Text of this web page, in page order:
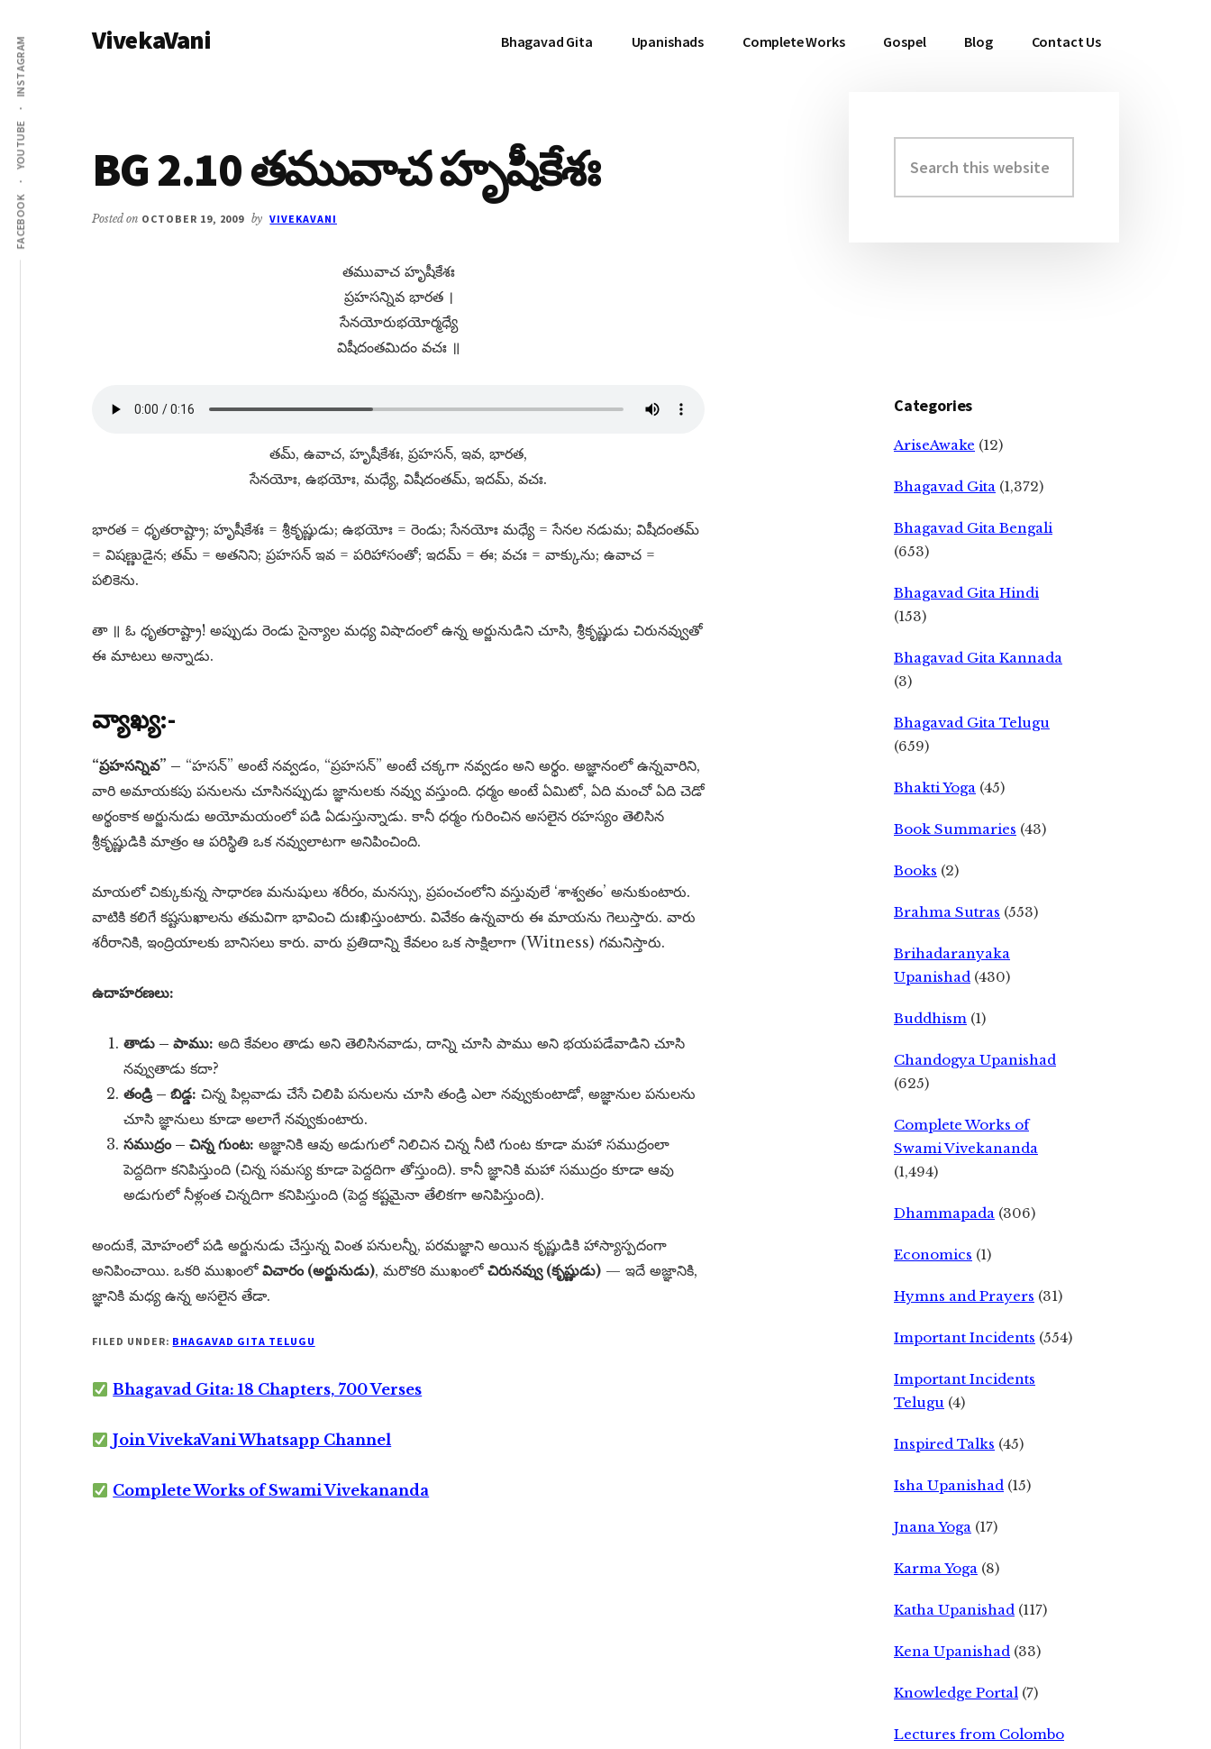
main
content
primary
sidebar
Additional
menu
FACEBOOK
YOUTUBE
INSTAGRAM VivekaVani Bhagavad Gita Upanishads Complete Works Gospel Blog Contact Us
BG 2.10 తమువాచ హృషీకేశః
Posted on OCTOBER 19, 2009 by VIVEKAVANI
తమువాచ హృషీకేశః
ప్రహసన్నివ భారత ।
సేనయోరుభయోర్మధ్యే
విషీదంతమిదం వచః ॥
తమ్​, ఉవాచ, హృషీకేశః, ప్రహసన్​, ఇవ, భారత,
సేనయోః, ఉభయోః, మధ్యే, విషీదంతమ్​, ఇదమ్​, వచః.
భారత = ధృతరాష్ట్రా; హృషీకేశః = శ్రీకృష్ణుడు; ఉభయోః = రెండు; సేనయోః మధ్యే = సేనల నడుమ; విషీదంతమ్​
= విషణ్ణుడైన; తమ్​ = అతనిని; ప్రహసన్​ ఇవ = పరిహాసంతో; ఇదమ్​ = ఈ; వచః = వాక్కును; ఉవాచ =
పలికెను.
తా ॥ ఓ ధృతరాష్ట్రా! అప్పుడు రెండు సైన్యాల మధ్య విషాదంలో ఉన్న అర్జునుడిని చూసి, శ్రీకృష్ణుడు చిరునవ్వుతో
ఈ మాటలు అన్నాడు.
వ్యాఖ్య:-
“ప్రహసన్నివ” – “హసన్” అంటే నవ్వడం, “ప్రహసన్” అంటే చక్కగా నవ్వడం అని అర్థం. అజ్ఞానంలో ఉన్నవారిని,
వారి అమాయకపు పనులను చూసినప్పుడు జ్ఞానులకు నవ్వు వస్తుంది. ధర్మం అంటే ఏమిటో, ఏది మంచో ఏది చెడో
అర్థంకాక అర్జునుడు అయోమయంలో పడి ఏడుస్తున్నాడు. కానీ ధర్మం గురించిన అసలైన రహస్యం తెలిసిన
శ్రీకృష్ణుడికి మాత్రం ఆ పరిస్థితి ఒక నవ్వులాటగా అనిపించింది.
మాయలో చిక్కుకున్న సాధారణ మనుషులు శరీరం, మనస్సు, ప్రపంచంలోని వస్తువులే ‘శాశ్వతం’ అనుకుంటారు.
వాటికి కలిగే కష్టసుఖాలను తమవిగా భావించి దుఃఖిస్తుంటారు. వివేకం ఉన్నవారు ఈ మాయను గెలుస్తారు. వారు
శరీరానికి, ఇంద్రియాలకు బానిసలు కారు. వారు ప్రతిదాన్ని కేవలం ఒక సాక్షిలాగా (Witness) గమనిస్తారు.
ఉదాహరణలు:
తాడు – పాము: అది కేవలం తాడు అని తెలిసినవాడు, దాన్ని చూసి పాము అని భయపడేవాడిని చూసి
నవ్వుతాడు కదా?
తండ్రి – బిడ్డ: చిన్న పిల్లవాడు చేసే చిలిపి పనులను చూసి తండ్రి ఎలా నవ్వుకుంటాడో, అజ్ఞానుల పనులను
చూసి జ్ఞానులు కూడా అలాగే నవ్వుకుంటారు.
సముద్రం – చిన్న గుంట: అజ్ఞానికి ఆవు అడుగులో నిలిచిన చిన్న నీటి గుంట కూడా మహా సముద్రంలా
పెద్దదిగా కనిపిస్తుంది (చిన్న సమస్య కూడా పెద్దదిగా తోస్తుంది). కానీ జ్ఞానికి మహా సముద్రం కూడా ఆవు
అడుగులో నీళ్లంత చిన్నదిగా కనిపిస్తుంది (పెద్ద కష్టమైనా తేలికగా అనిపిస్తుంది).
అందుకే, మోహంలో పడి అర్జునుడు చేస్తున్న వింత పనులన్నీ, పరమజ్ఞాని అయిన కృష్ణుడికి హాస్యాస్పదంగా
అనిపించాయి. ఒకరి ముఖంలో విచారం (అర్జునుడు), మరొకరి ముఖంలో చిరునవ్వు (కృష్ణుడు) — ఇదే అజ్ఞానికి,
జ్ఞానికి మధ్య ఉన్న అసలైన తేడా.
FILED UNDER: BHAGAVAD GITA TELUGU
Bhagavad Gita: 18 Chapters, 700 Verses
Join VivekaVani Whatsapp Channel
Complete Works of Swami Vivekananda
Primary
Sidebar
this
website
Categories
AriseAwake (12)
Bhagavad Gita (1,372)
Bhagavad Gita Bengali
(653)
Bhagavad Gita Hindi
(153)
Bhagavad Gita Kannada
(3)
Bhagavad Gita Telugu
(659)
Bhakti Yoga (45)
Book Summaries (43)
Books (2)
Brahma Sutras (553)
Brihadaranyaka
Upanishad (430)
Buddhism (1)
Chandogya Upanishad
(625)
Complete Works of
Swami Vivekananda
(1,494)
Dhammapada (306)
Economics (1)
Hymns and Prayers (31)
Important Incidents (554)
Important Incidents
Telugu (4)
Inspired Talks (45)
Isha Upanishad (15)
Jnana Yoga (17)
Karma Yoga (8)
Katha Upanishad (117)
Kena Upanishad (33)
Knowledge Portal (7)
Lectures from Colombo